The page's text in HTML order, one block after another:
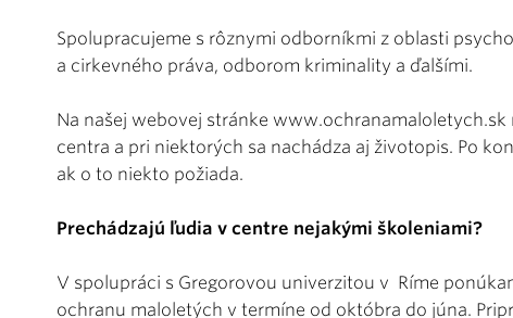
Spolupracujeme s rôznymi odborníkmi z oblasti
a cirkevného práva, odborom kriminality a ďalšími.
Na našej webovej stránke
centra a pri niektorých sa nachádza aj životopis. Po
ak o to niekto požiada.
Prechádzajú ľudia v centre nejakými školeniami?
V spolupráci s Gregorovou univerzitou v Ríme
ochranu maloletých v termíne od októbra do júna.